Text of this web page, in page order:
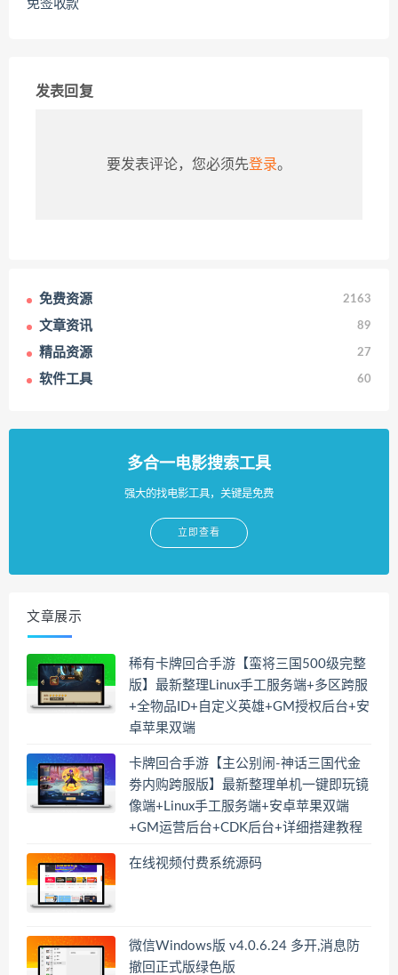
免签收款
发表回复
要发表评论，您必须先登录。
免费资源 2163
文章资讯 89
精品资源 27
软件工具 60
多合一电影搜索工具
强大的找电影工具，关键是免费
立即查看
文章展示
稀有卡牌回合手游【蛮将三国500级完整
版】最新整理Linux手工服务端+多区跨服
+全物品ID+自定义英雄+GM授权后台+安
卓苹果双端
卡牌回合手游【主公别闹-神话三国代金
劵内购跨服版】最新整理单机一键即玩镜
像端+Linux手工服务端+安卓苹果双端
+GM运营后台+CDK后台+详细搭建教程
在线视频付费系统源码
微信Windows版 v4.0.6.24 多开,消息防
撤回正式版绿色版